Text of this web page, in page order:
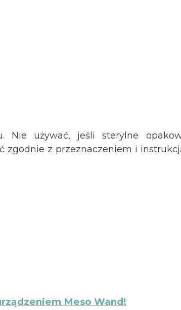
Nie używać, jeśli sterylne
z przeznaczeniem i
Meso Wand!